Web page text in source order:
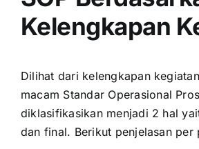
Kelengkapan
Dilihat dari kelengkapan
macam Standar Operasional
diklasifikasikan menjadi 2 hal
dan final. Berikut penjelasan per